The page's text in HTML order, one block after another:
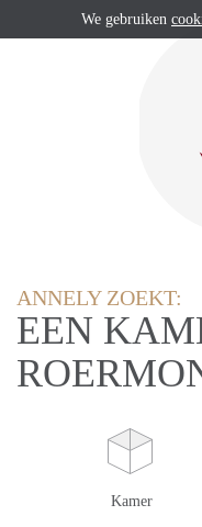
ANNELY ZOEKT:
EEN
Kamer
We gebruiken